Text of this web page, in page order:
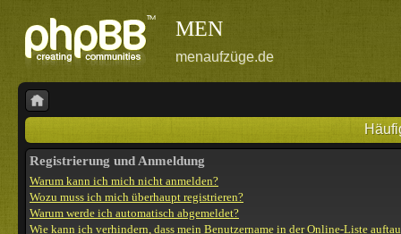
MEN
menaufzüge.de
Registrierung und Anmeldung
Warum kann ich mich nicht anmelden?
Wozu muss ich mich überhaupt registrieren?
Warum werde ich automatisch abgemeldet?
Wie kann ich verhindern, dass mein Benutzername in der Online-Liste